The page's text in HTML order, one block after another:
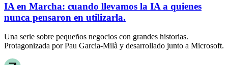
IA en Marcha: cuando llevamos la IA a quienes
nunca pensaron en utilizarla.
Una serie sobre pequeños negocios con grandes historias.
Protagonizada por Pau Garcia-Milà y desarrollado junto a Microsoft.